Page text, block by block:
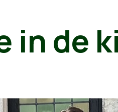
in de